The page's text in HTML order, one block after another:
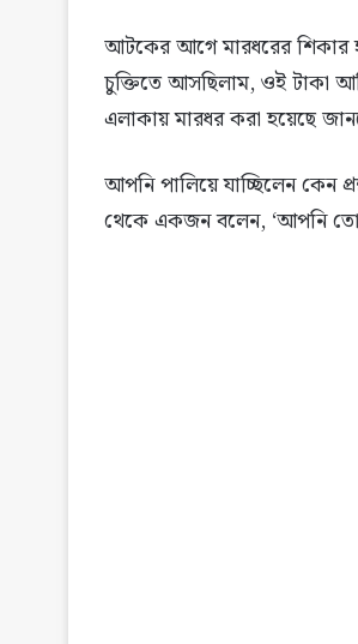
আটকের আগে মারধরের শিকার
চুক্তিতে আসছিলাম, ওই টাকা
এলাকায় মারধর করা হয়েছে
আপনি পালিয়ে যাচ্ছিলেন কেন
থেকে একজন বলেন, ‘আপনি